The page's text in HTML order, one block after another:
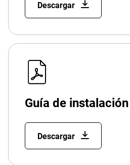
Descargar
Guía de instalación
Descargar